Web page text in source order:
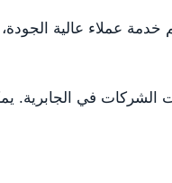
عملاء عالية
في الجابرية.